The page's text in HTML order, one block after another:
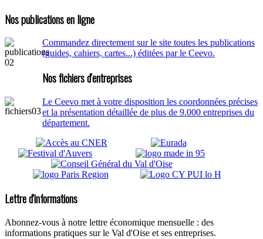
Nos publications en ligne
Commandez directement sur le site toutes les publications
(guides, cahiers, cartes...) éditées par le Ceevo.
Nos fichiers d'entreprises
Le Ceevo met à votre disposition les coordonnées précises
et la présentation détaillée de plus de 9.000 entreprises du
département.
Lettre d'informations
Abonnez-vous à notre lettre économique mensuelle : des
informations pratiques sur le Val d'Oise et ses entreprises.